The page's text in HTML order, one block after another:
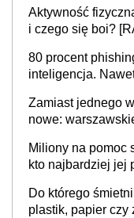
sprawy
Aktywność
i czego się boi?
80 procent
inteligencja.
Zamiast jednego
nowe:
stołecznych
Miliony na pomoc
kto najbardziej jej
Do którego
plastik, papier czy